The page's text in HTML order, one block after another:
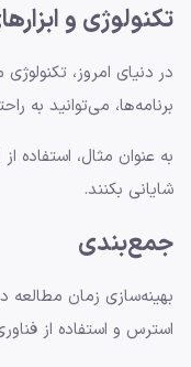
تکنولوژی و
در دنیای امروز،
برنامه‌ها، می‌توانید به
به عنوان مثال، استفاده
شایانی بکنند.
جمع‌بندی
بهینه‌سازی زمان مطالعه
استرس و استفاده از